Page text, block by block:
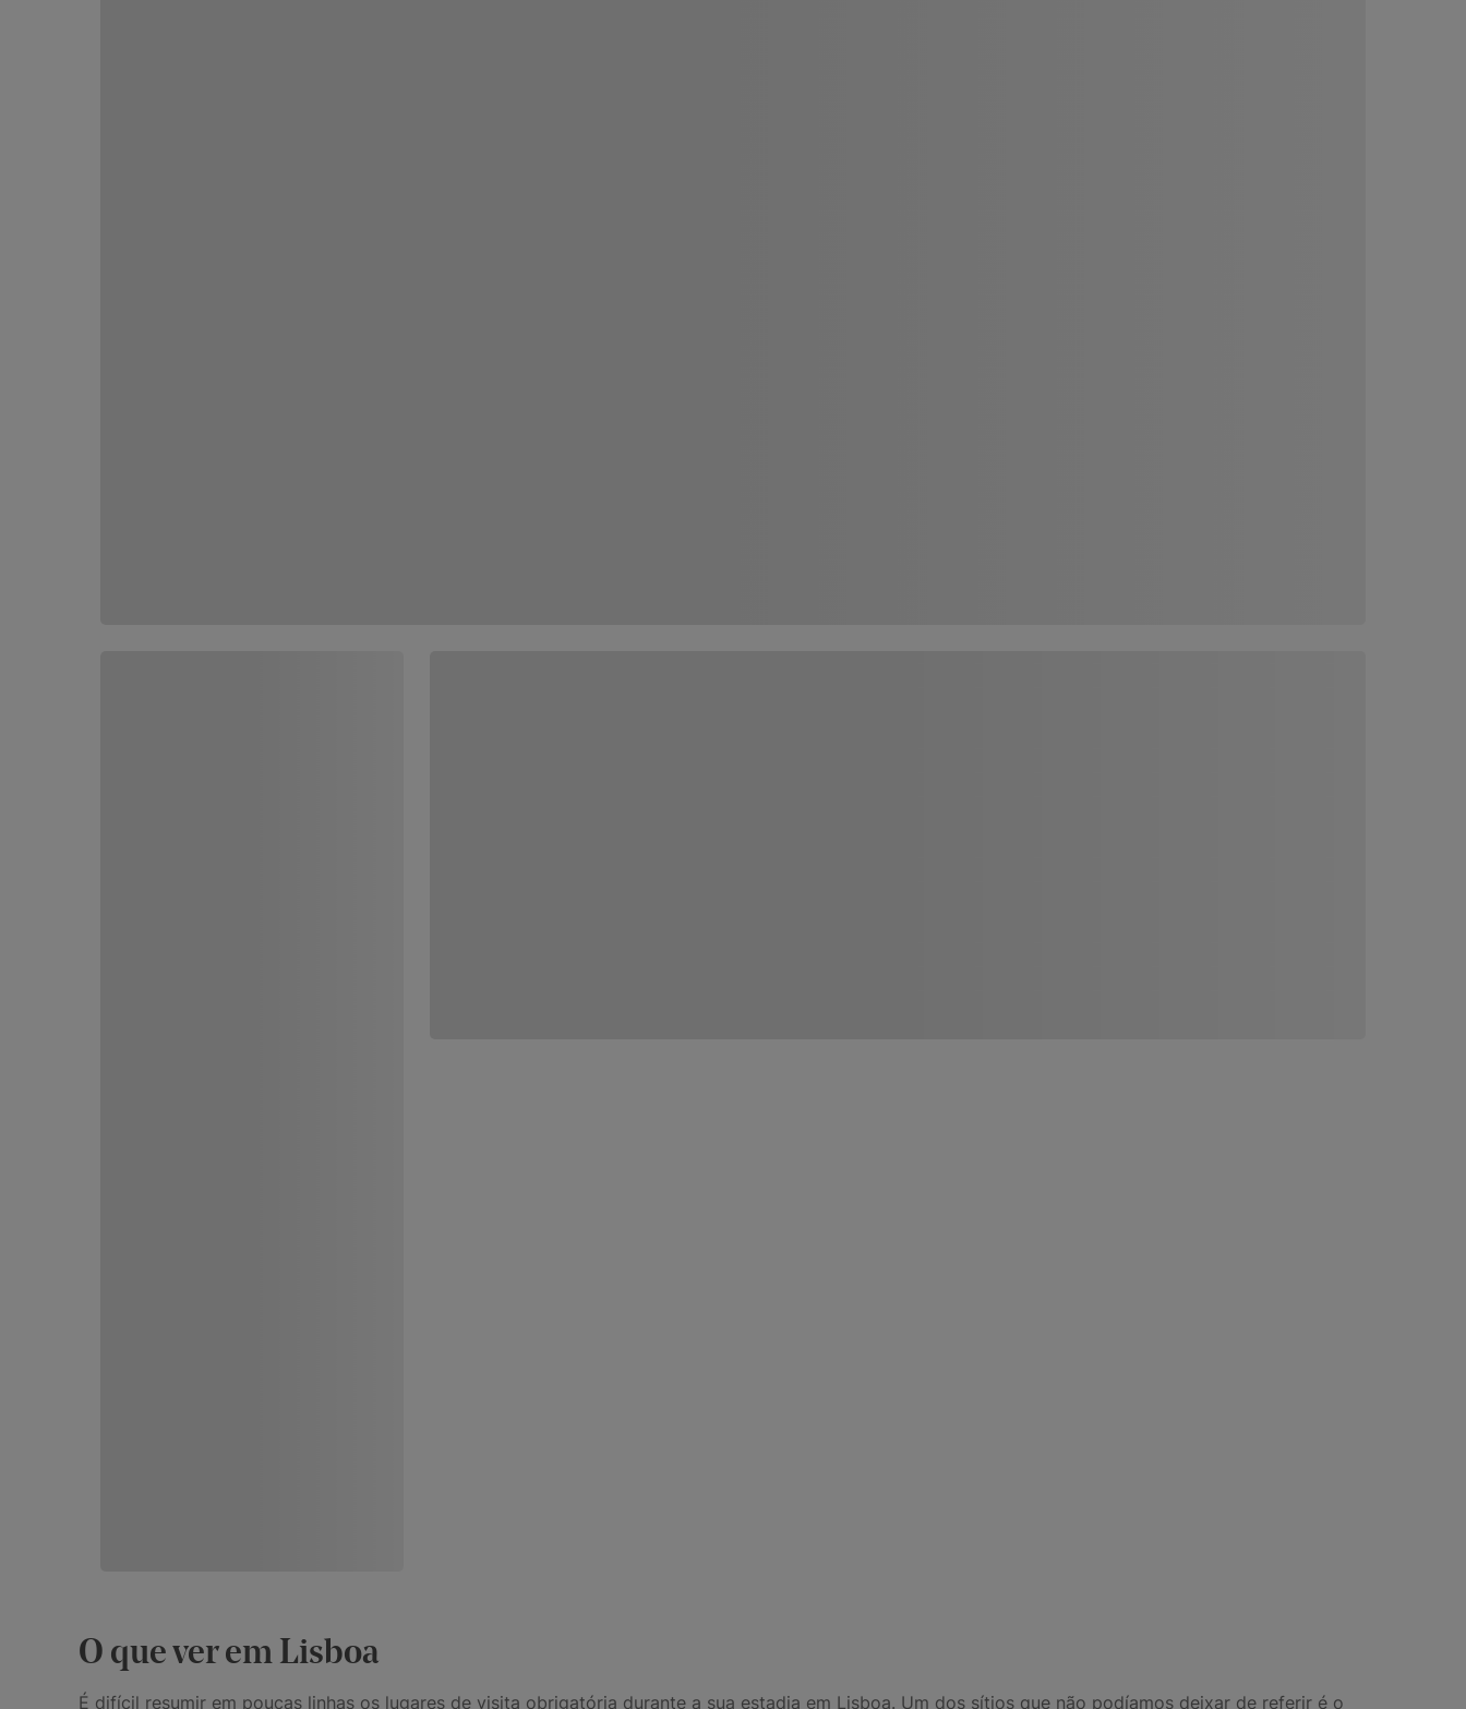
O que ver em Lisboa
É difícil resumir em poucas linhas os lugares de visita obrigatória durante a sua estadia em Lisboa. Um dos sítios que não podíamos deixar de referir é o